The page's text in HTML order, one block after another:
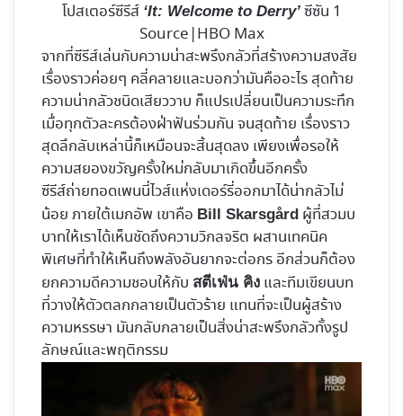
โปสเตอร์ซีรีส์ ‘It: Welcome to Derry’ซีซัน 1
Source|HBO Max
จากที่ซีรีส์เล่นกับความน่าสะพรึงกลัวที่สร้างความสงสัย
เรื่องราวค่อยๆ คลี่คลายและบอกว่ามันคืออะไร สุดท้าย
ความน่ากลัวชนิดเสียววาบ ก็แปรเปลี่ยนเป็นความระทึก
เมื่อทุกตัวละครต้องฝ่าฟันร่วมกัน จนสุดท้าย เรื่องราว
สุดลึกลับเหล่านี้ก็เหมือนจะสิ้นสุดลง เพียงเพื่อรอให้
ความสยองขวัญครั้งใหม่กลับมาเกิดขึ้นอีกครั้ง
ซีรีส์ถ่ายทอดเพนนี่ไวส์แห่งเดอร์รี่ออกมาได้น่ากลัวไม่
น้อย ภายใต้เมกอัพ เขาคือ Bill Skarsgård ผู้ที่สวมบ
บาทให้เราได้เห็นชัดถึงความวิกลจริต ผสานเทคนิค
พิเศษที่ทำให้เห็นถึงพลังอันยากจะต่อกร อีกส่วนก็ต้อง
ยกความดีความชอบให้กับ สตีเฟ่น คิง และทีมเขียนบท
ที่วางให้ตัวตลกกลายเป็นตัวร้าย แทนที่จะเป็นผู้สร้าง
ความหรรษา มันกลับกลายเป็นสิ่งน่าสะพรึงกลัวทั้งรูป
ลักษณ์และพฤติกรรม